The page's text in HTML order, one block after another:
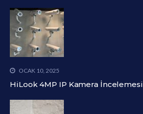
OCAK 10, 2025
HiLook 4MP IP Kamera İncelemesi